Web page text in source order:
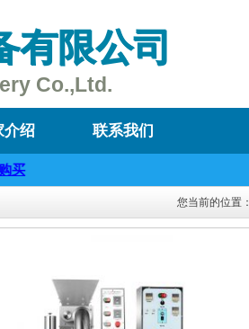
有限公司
Co.,Ltd.
介绍 联系我们
您当前的位置：